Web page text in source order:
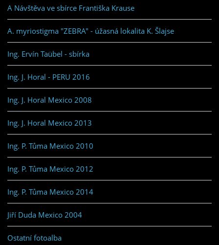
A Návštěva ve sbírce Františka Krause
A. myriostigma "ZEBRA" - úžasná lokalita K. Šlajse
Ing. Ervín Taübel - sbírka
Ing. J. Horal - PERU 2016
Ing. J. Horal Mexico 2008
Ing. J. Horal Mexico 2013
Ing. P. Tůma Mexico 2010
Ing. P. Tůma Mexico 2012
Ing. P. Tůma Mexico 2014
Jiří Duda Mexico 2004
Ostatní fotoalba